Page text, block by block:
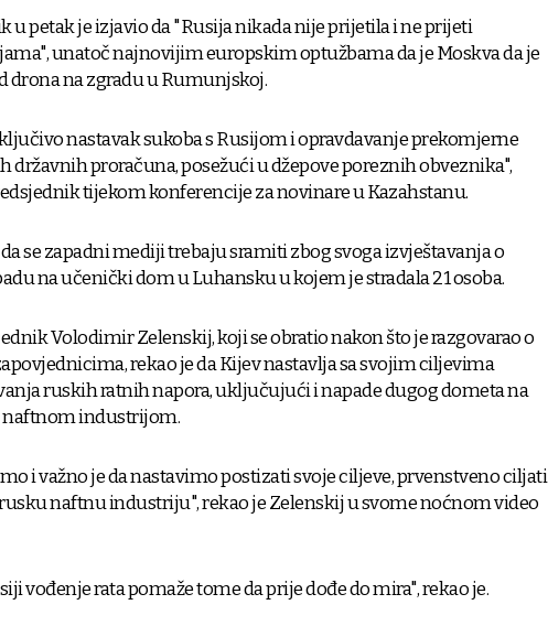
u petak je izjavio da "Rusija nikada nije prijetila i ne prijeti
unatoč najnovijim europskim optužbama da je Moskva da je
drona na zgradu u Rumunjskoj.
nastavak sukoba s Rusijom i opravdavanje prekomjerne
državnih proračuna, posežući u džepove poreznih obveznika",
tijekom konferencije za novinare u Kazahstanu.
se zapadni mediji trebaju sramiti zbog svoga izvještavanja o
na učenički dom u Luhansku u kojem je stradala 21 osoba.
Volodimir Zelenskij, koji se obratio nakon što je razgovarao o
rekao je da Kijev nastavlja sa svojim ciljevima
ruskih ratnih napora, uključujući i napade dugog dometa na
naftnom industrijom.
i važno je da nastavimo postizati svoje ciljeve, prvenstveno ciljati
naftnu industriju", rekao je Zelenskij u svome noćnom video
vođenje rata pomaže tome da prije dođe do mira", rekao je.